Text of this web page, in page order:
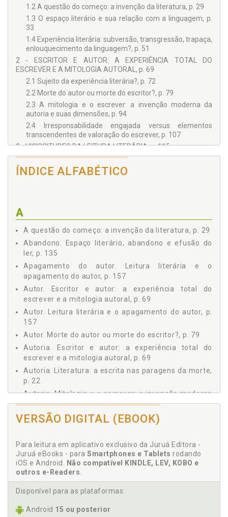
1.2 A questão do começo: a invenção da literatura, p. 29
1.3 O espaço literário e sua relação com a linguagem, p.
33
1.4 Experiência literária: subversão, transgressão, trapaça,
enlouquecimento da linguagem?, p. 51
2 - ESCRITOR E AUTOR: A EXPERIÊNCIA TOTAL DO
ESCREVER E A MITOLOGIA AUTORAL, p. 69
2.1 Sujeito da experiência literária?, p. 72
2.2 Morte do autor ou morte do escritor?, p. 79
2.3 A mitologia e o escrever: a invenção moderna da
autoria e suas dimensões, p. 94
2.4 Irresponsabilidade engajada versus elementos
transcendentes de valoração do escrever, p. 107
3 - VICISSITUDES DA LEITURA LITERÁRIA, p. 115
3.1 Espaço literário e seus operadores de ressonância e
de captura, p. 119
LITERATURA, p. 174
CONCLUSÃO, p. 208
REFERÊNCIAS, p. 213
POSFÁCIO, p. 220
ÍNDICE ALFABÉTICO
A
A questão do começo: a invenção da literatura, p. 29
Abandono. Espaço literário, abandono e efusão do
ler, p. 135
Apagamento do autor. Leitura literária e o
apagamento do autor, p. 157
Autor. Escritor e autor: a experiência total do
escrever e a mitologia autoral, p. 69
Autor. Leitura literária e o apagamento do autor, p.
157
Autor. Morte do autor ou morte do escritor?, p. 79
Autoria. Escritor e autor: a experiência total do
escrever e a mitologia autoral, p. 69
Autoria. Literatura: a escrita nas paragens da morte,
p. 22
Autoria. Mitologia e o escrever: a invenção moderna
da autoria e suas dimensões, p. 94
Captura. Espaço literário e seus operadores de
ressonância e de captura, p. 119
Compreensão. A questão do começo: a invenção da
Conclusão, p. 208
Controle. Leitura literária: submissão e criação,
controle e rebeldia, p. 125
VERSÃO DIGITAL (EBOOK)
Para leitura em aplicativo exclusivo da Juruá Editora -
Juruá eBooks - para Smartphones e Tablets rodando
iOS e Android. Não compatível KINDLE, LEV, KOBO e
outros e-Readers.
Disponível para as plataformas:
Android 15 ou posterior